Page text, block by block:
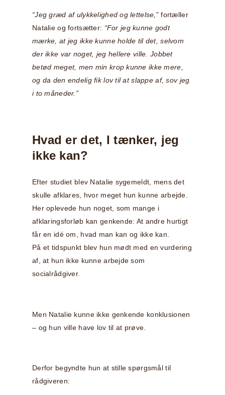
“Jeg græd af ulykkelighed og lettelse, ” fortæller
Natalie og fortsætter: “For jeg kunne godt
mærke, at jeg ikke kunne holde til det, selvom
der ikke var noget, jeg hellere ville. Jobbet
betød meget, men min krop kunne ikke mere,
og da den endelig fik lov til at slappe af, sov jeg
i to måneder.”
Hvad er det, I tænker, jeg
ikke kan?
Efter studiet blev Natalie sygemeldt, mens det
skulle afklares, hvor meget hun kunne arbejde.
Her oplevede hun noget, som mange i
afklaringsforløb kan genkende: At andre hurtigt
får en idé om, hvad man kan og ikke kan.
På et tidspunkt blev hun mødt med en vurdering
af, at hun ikke kunne arbejde som
socialrådgiver.
Men Natalie kunne ikke genkende konklusionen
– og hun ville have lov til at prøve.
Derfor begyndte hun at stille spørgsmål til
rådgiveren: